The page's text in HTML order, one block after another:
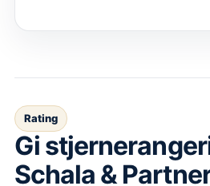
Rating
Gi
Schala &